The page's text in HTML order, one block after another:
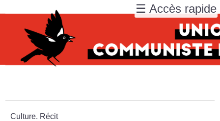
Culture. Récit
☰ Accès rapide